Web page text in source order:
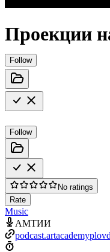
Проекции
Follow
Follow
No ratings
Rate
Music
АМТИИ